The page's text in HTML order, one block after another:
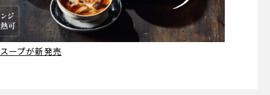
ープが新発売